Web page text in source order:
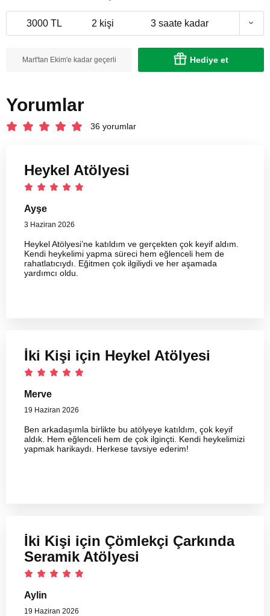
3000 TL 2 kişi 3 saate kadar
Mart'tan Ekim'e kadar geçerli Hediye et
Yorumlar
36 yorumlar
Heykel Atölyesi
Ayşe
3 Haziran 2026
Heykel Atölyesi’ne katıldım ve gerçekten çok keyif aldım.
Kendi heykelimi yapma süreci hem eğlenceli hem de
rahatlatıcıydı. Eğitmen çok ilgiliydi ve her aşamada
yardımcı oldu.
İki Kişi için Heykel Atölyesi
Merve
19 Haziran 2026
Ben arkadaşımla birlikte bu atölyeye katıldım, çok keyif
aldık. Hem eğlenceli hem de çok ilginçti. Kendi heykelimizi
yapmak harikaydı. Herkese tavsiye ederim!
İki Kişi için Çömlekçi Çarkında
Seramik Atölyesi
Aylin
19 Haziran 2026